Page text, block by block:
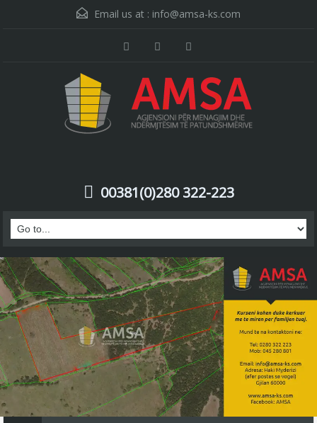
Email us at : info@amsa-ks.com
00381(0)280 322-223